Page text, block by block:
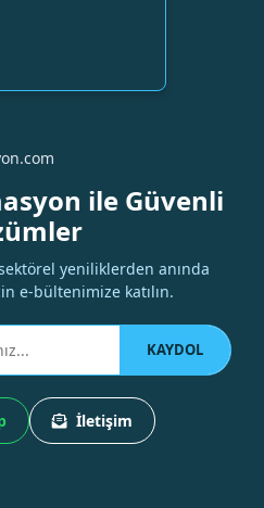
ile Güvenli
yeniliklerden anında
e-bültenimize katılın.
KAYDOL
İletişim